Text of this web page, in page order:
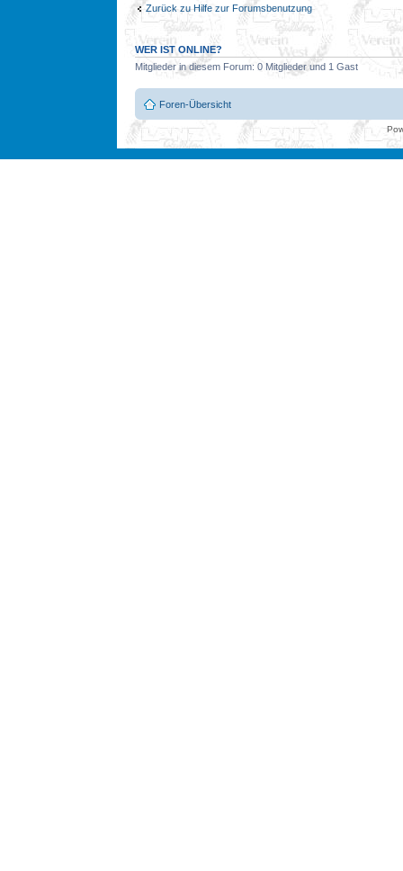
Zurück zu Hilfe zur Forumsbenutzung
WER IST ONLINE?
Mitglieder in diesem Forum: 0 Mitglieder und 1 Gast
Foren-Übersicht